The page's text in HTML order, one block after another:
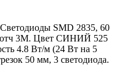
SMD 2835, 60
3M. Цвет СИНИЙ 525
4.8 Вт/м (24 Вт на 5
50 мм, 3 светодиода.